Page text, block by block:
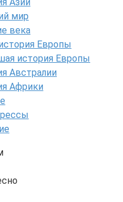
мир
века
Европы
история Европы
Австралии
Африки